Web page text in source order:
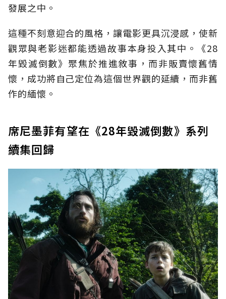
發展之中。
這種不刻意迎合的風格，讓電影更具沉浸感，使新
觀眾與老影迷都能透過故事本身投入其中。《28
年毀滅倒數》聚焦於推進敘事，而非販賣懷舊情
懷，成功將自己定位為這個世界觀的延續，而非舊
作的緬懷。
席尼墨菲有望在《28年毀滅倒數》系列
續集回歸